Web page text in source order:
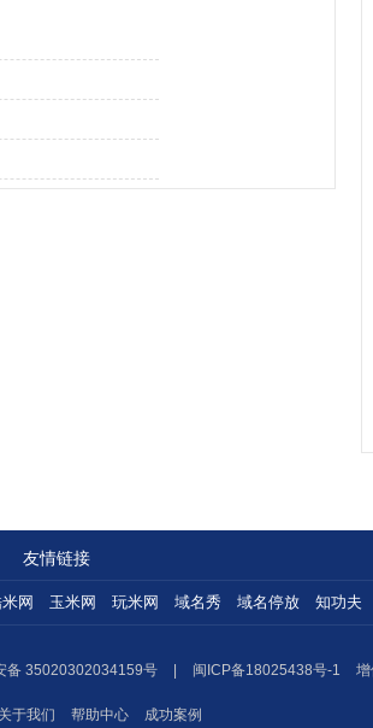
友情链接
网 玉米网 玩米网 域名秀 域名停放 知功夫
备 35020302034159号 闽ICP备18025438号-1
关于我们 帮助中心 成功案例